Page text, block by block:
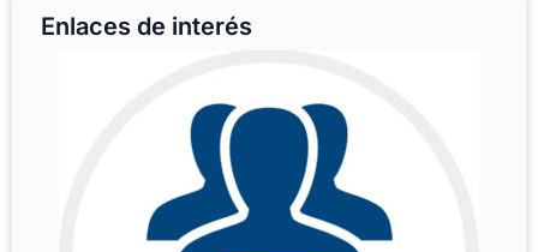
Enlaces de interés